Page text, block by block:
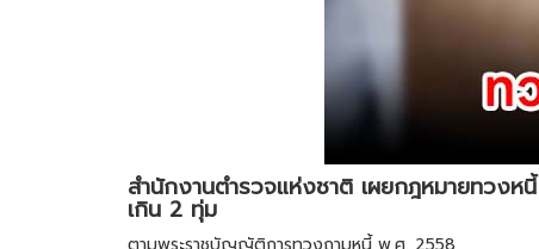
สำนักงานตำรวจแห่งชาติ เผยกฎหมายทวง
เกิน 2 ทุ่ม